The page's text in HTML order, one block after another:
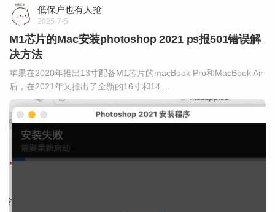
低保户也有人抢
2025-7-5
M1芯片的Mac安装photoshop 2021 ps报501错误解
决方法
苹果在2020年推出13寸配备M1芯片的macBook Pro和MacBook Air
后，在2021年又推出了全新的16寸和14 ...